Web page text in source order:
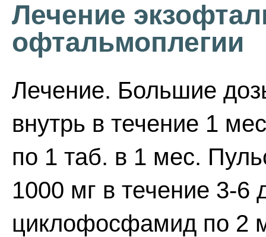
Лечение
офтальмоплегии
Лечение. Большие
внутрь в течение 1
по 1 таб. в 1 мес.
1000 мг в течение 3-6
циклофосфамид по 2